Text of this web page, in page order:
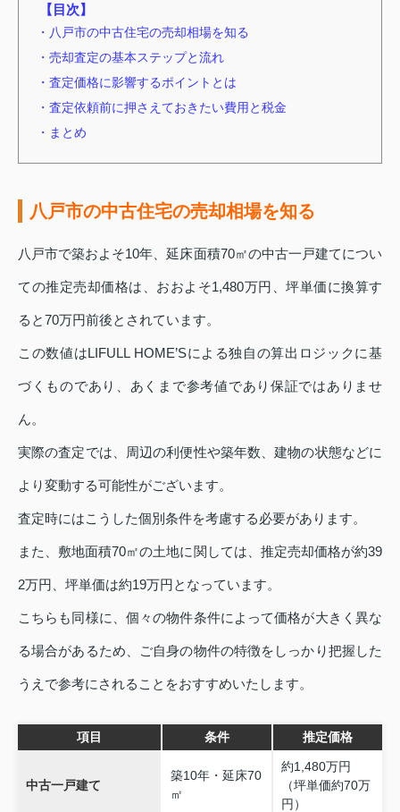
【目次】
・八戸市の中古住宅の売却相場を知る
・売却査定の基本ステップと流れ
・査定価格に影響するポイントとは
・査定依頼前に押さえておきたい費用と税金
・まとめ
八戸市の中古住宅の売却相場を知る
八戸市で築およそ10年、延床面積70㎡の中古一戸建てについ
ての推定売却価格は、おおよそ1,480万円、坪単価に換算す
ると70万円前後とされています。
この数値はLIFULL HOME’Sによる独自の算出ロジックに基
づくものであり、あくまで参考値であり保証ではありませ
ん。
実際の査定では、周辺の利便性や築年数、建物の状態などに
より変動する可能性がございます。
査定時にはこうした個別条件を考慮する必要があります。
また、敷地面積70㎡の土地に関しては、推定売却価格が約39
2万円、坪単価は約19万円となっています。
こちらも同様に、個々の物件条件によって価格が大きく異な
る場合があるため、ご自身の物件の特徴をしっかり把握した
うえで参考にされることをおすすめいたします。
項目 条件 推定価格
中古一戸建て
築10年・延床70
㎡
約1,480万円
（坪単価約70万
円）